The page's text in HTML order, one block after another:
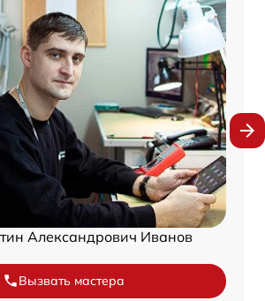
Александрович Иванов
Вызвать мастера